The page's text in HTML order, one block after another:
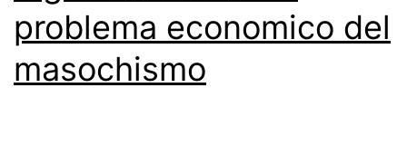
problema economico del
masochismo